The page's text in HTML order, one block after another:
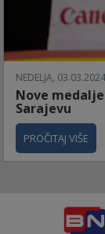
NEDELJA,
Nove
Sarajevu
PROČITAJ VIŠE